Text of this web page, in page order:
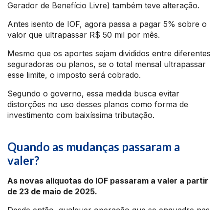
Gerador de Benefício Livre) também teve alteração.
Antes isento de IOF, agora passa a pagar 5% sobre o
valor que ultrapassar R$ 50 mil por mês.
Mesmo que os aportes sejam divididos entre diferentes
seguradoras ou planos, se o total mensal ultrapassar
esse limite, o imposto será cobrado.
Segundo o governo, essa medida busca evitar
distorções no uso desses planos como forma de
investimento com baixíssima tributação.
Quando as mudanças passaram a
valer?
As novas alíquotas do IOF passaram a valer a partir
de 23 de maio de 2025.